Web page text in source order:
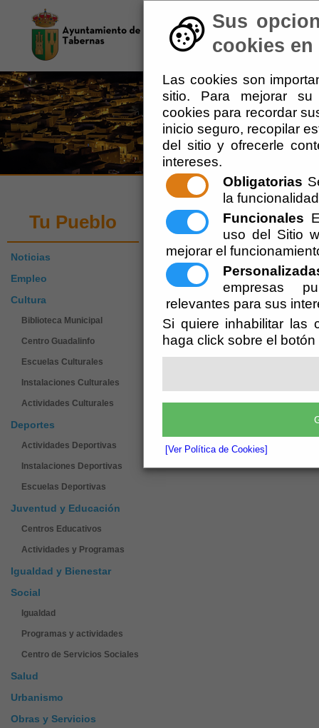
Sus
cookies
Las cookies son
sitio. Para mejorar su
cookies para recordar
inicio seguro, recopilar
del sitio y ofrecerle
intereses.
Obligatorias
la
Funcionales
uso del Sitio
mejorar el
empresas
relevantes para sus
Si quiere inhabilitar las
haga click sobre el
[Ver Política de Cookies]
El Ayuntamiento
Tu Pueblo
Noticias
Empleo
Cultura
Biblioteca Municipal
Centro Guadalinfo
Escuelas Culturales
Instalaciones Culturales
Actividades Culturales
Deportes
Actividades Deportivas
Instalaciones Deportivas
Escuelas Deportivas
Juventud y Educación
Centros Educativos
Actividades y Programas
Igualdad y Bienestar
Social
Igualdad
Programas y actividades
Centro de Servicios Sociales
Salud
Urbanismo
Obras y Servicios
Igualdad y
Escuchar